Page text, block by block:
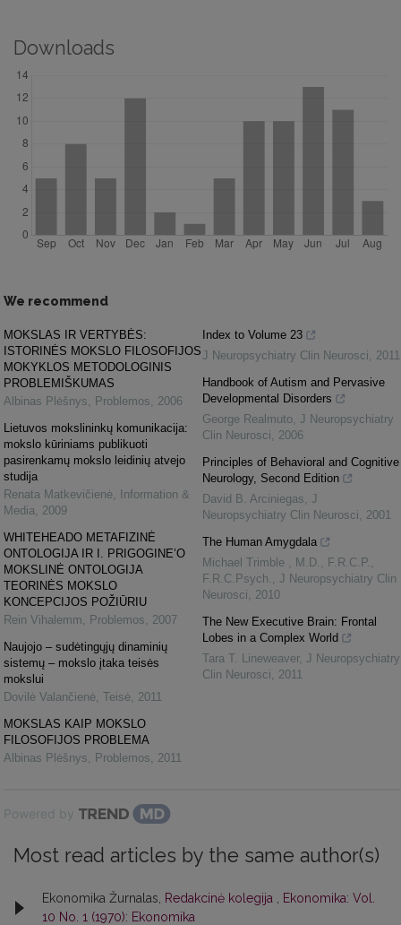
Downloads
We recommend
MOKSLAS IR VERTYBĖS:
ISTORINĖS MOKSLO FILOSOFIJOS
MOKYKLOS METODOLOGINIS
PROBLEMIŠKUMAS
Albinas Plėšnys, Problemos, 2006
Lietuvos mokslininkų komunikacija:
mokslo kūriniams publikuoti
pasirenkamų mokslo leidinių atvejo
studija
Renata Matkevičienė,
Information &
Media, 2009
WHITEHEADO METAFIZINĖ
ONTOLOGIJA IR I. PRIGOGINE’O
MOKSLINĖ ONTOLOGIJA
TEORINĖS MOKSLO
KONCEPCIJOS POŽIŪRIU
Rein Vihalemm, Problemos, 2007
Naujojo – sudėtingųjų dinaminių
sistemų – mokslo įtaka teisės
mokslui
Dovilė Valančienė, Teisė, 2011
MOKSLAS KAIP MOKSLO
FILOSOFIJOS PROBLEMA
Albinas Plėšnys, Problemos, 2011
Index to Volume 23
J Neuropsychiatry Clin Neurosci, 2011
Handbook of Autism and Pervasive
Developmental Disorders
George Realmuto, J Neuropsychiatry
Clin Neurosci, 2006
Principles of Behavioral and Cognitive
Neurology, Second Edition
David B. Arciniegas, J
Neuropsychiatry Clin Neurosci, 2001
The Human Amygdala
Michael Trimble , M.D., F.R.C.P.,
F.R.C.Psych. , J Neuropsychiatry Clin
Neurosci, 2010
The New Executive Brain: Frontal
Lobes in a Complex World
Tara T. Lineweaver, J Neuropsychiatry
Clin Neurosci, 2011
Powered by
Most read articles by the same author(s)
Ekonomika Žurnalas, Redakcinė kolegija
Ekonomika: Vol.
10 No. 1 (1970): Ekonomika